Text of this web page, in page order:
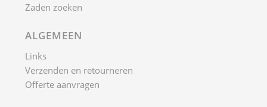
Zaden zoeken
ALGEMEEN
Links
Verzenden en retourneren
Offerte aanvragen